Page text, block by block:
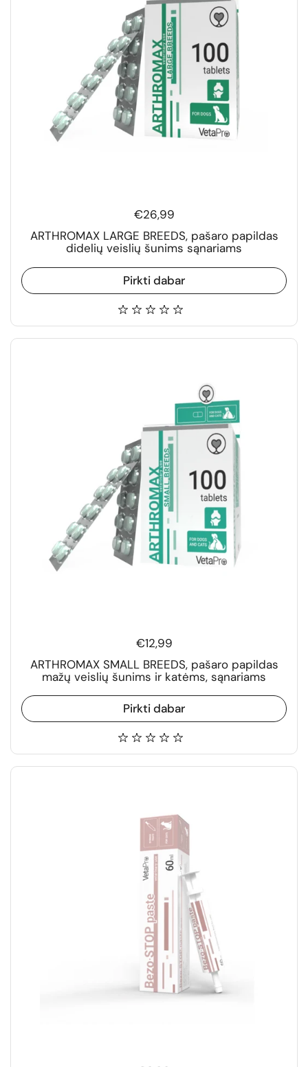
€26,99
ARTHROMAX LARGE BREEDS, pašaro papildas
didelių veislių šunims sąnariams
Pirkti dabar
€12,99
ARTHROMAX SMALL BREEDS, pašaro papildas
mažų veislių šunims ir katėms, sąnariams
Pirkti dabar